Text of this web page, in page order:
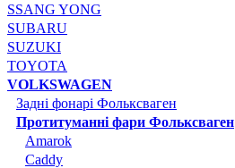
SSANG YONG
SUBARU
SUZUKI
TOYOTA
VOLKSWAGEN
Задні фонарі Фольксваген
Протитуманні фари Фольксваген
Amarok
Caddy